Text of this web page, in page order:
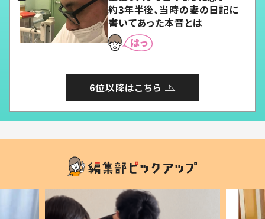
約3年半後、当時の妻の日記に
書いてあった本音とは
6位以降はこちら